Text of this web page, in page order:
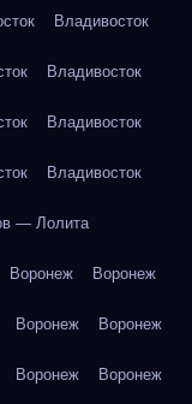
Владивосток
Владивосток
Владивосток
Владивосток
— Лолита
Воронеж Воронеж
Воронеж Воронеж
Воронеж Воронеж